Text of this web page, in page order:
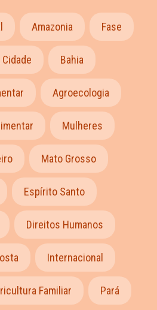
Amazonia Fase
Bahia
Agroecologia
Mulheres
Mato Grosso
Espírito Santo
Direitos Humanos
Internacional
Familiar Pará